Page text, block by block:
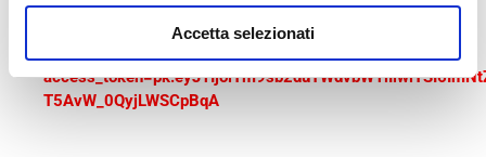
Accetta selezionati
Error loading map: Failed to fetch
https://api.mapbox.com/styles/v1/mapbox/streets-
T5AvW_0QyjLWSCpBqA